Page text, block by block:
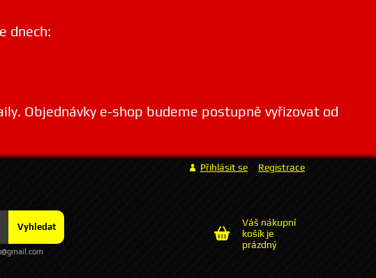
dnech:
Objednávky e-shop budeme postupně vyřizovat od
Vyhledat
Přihlásit se Registrace
Váš nákupní
košík je
prázdný